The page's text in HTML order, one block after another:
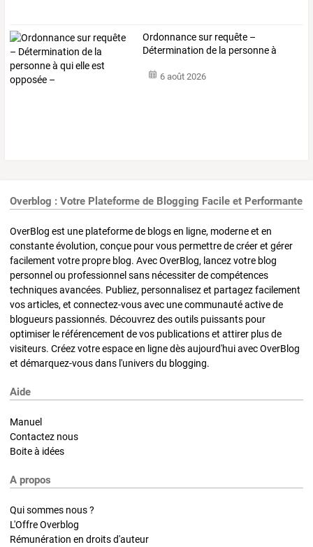
Ordonnancesur requête –
Détermination de la personneà
6 août 2026
Overblog : Votre Plateforme de Blogging Facile et Performante
OverBlog est une plateforme de blogs en ligne, moderne et en
constante évolution, conçue pour vous permettre de créer et gérer
facilement votre propre blog. Avec OverBlog, lancez votre blog
personnel ou professionnel sans nécessiter de compétences
techniques avancées. Publiez, personnalisez et partagez facilement
vos articles, et connectez-vous avec une communauté active de
blogueurs passionnés. Découvrez des outils puissants pour
optimiser le référencement de vos publications et attirer plus de
visiteurs. Créez votre espace en ligne dès aujourd'hui avec OverBlog
et démarquez-vous dans l'univers du blogging.
Aide
Manuel
Contactez nous
Boite à idées
A propos
Qui sommes nous ?
L'Offre Overblog
Rémunération en droits d'auteur